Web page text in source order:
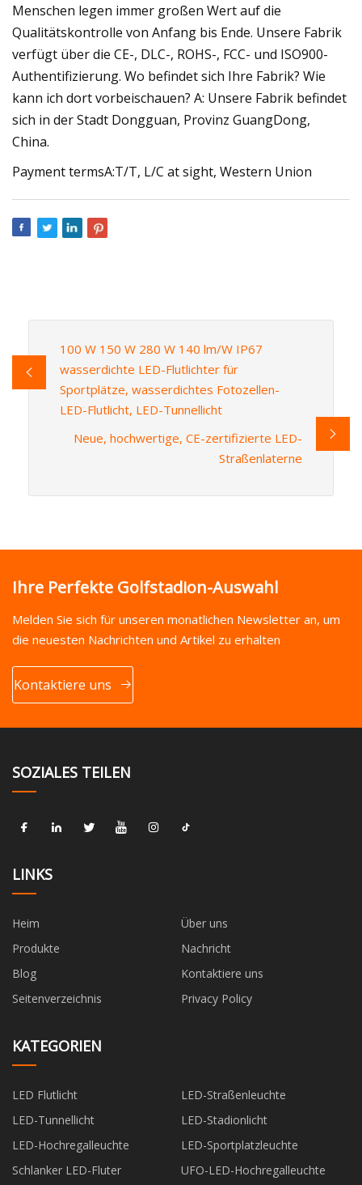
Menschen legen immer großen Wert auf die
Qualitätskontrolle von Anfang bis Ende. Unsere Fabrik
verfügt über die CE-, DLC-, ROHS-, FCC- und ISO900-
Authentifizierung. Wo befindet sich Ihre Fabrik? Wie
kann ich dort vorbeischauen? A: Unsere Fabrik befindet
sich in der Stadt Dongguan, Provinz GuangDong,
China.
Payment termsA:T/T, L/C at sight, Western Union
100 W 150 W 280 W 140 lm/W IP67
wasserdichte LED-Flutlichter für
Sportplätze, wasserdichtes Fotozellen-
LED-Flutlicht, LED-Tunnellicht
Neue, hochwertige, CE-zertifizierte LED-
Straßenlaterne
Ihre Perfekte Golfstadion-Auswahl
Melden Sie sich für unseren monatlichen Newsletter an, um
die neuesten Nachrichten und Artikel zu erhalten
Kontaktiere uns
SOZIALES TEILEN
LINKS
Heim
Über uns
Produkte
Nachricht
Blog
Kontaktiere uns
Seitenverzeichnis
Privacy Policy
KATEGORIEN
LED Flutlicht
LED-Straßenleuchte
LED-Tunnellicht
LED-Stadionlicht
LED-Hochregalleuchte
LED-Sportplatzleuchte
Schlanker LED-Fluter
UFO-LED-Hochregalleuchte